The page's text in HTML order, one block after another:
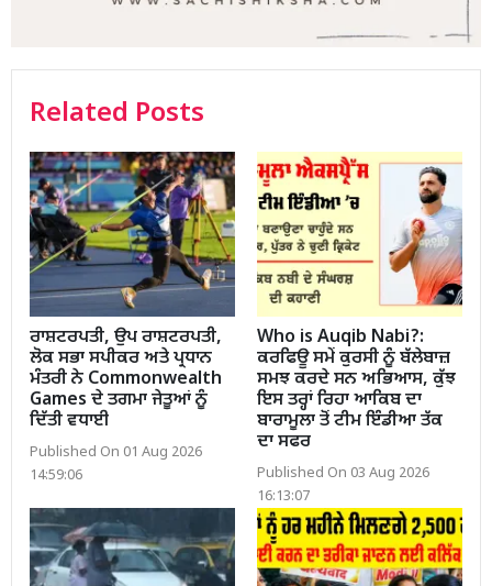
Related Posts
ਰਾਸ਼ਟਰਪਤੀ, ਉਪ ਰਾਸ਼ਟਰਪਤੀ,
ਲੋਕ ਸਭਾ ਸਪੀਕਰ ਅਤੇ ਪ੍ਰਧਾਨ
ਮੰਤਰੀ ਨੇ Commonwealth
Games ਦੇ ਤਗਮਾ ਜੇਤੂਆਂ ਨੂੰ
ਦਿੱਤੀ ਵਧਾਈ
Published On 01 Aug 2026
14:59:06
Who is Auqib Nabi?:
ਕਰਫਿਊ ਸਮੇਂ ਕੁਰਸੀ ਨੂੰ ਬੱਲੇਬਾਜ਼
ਸਮਝ ਕਰਦੇ ਸਨ ਅਭਿਆਸ, ਕੁੱਝ
ਇਸ ਤਰ੍ਹਾਂ ਰਿਹਾ ਆਕਿਬ ਦਾ
ਬਾਰਾਮੂਲਾ ਤੋਂ ਟੀਮ ਇੰਡੀਆ ਤੱਕ
ਦਾ ਸਫਰ
Published On 03 Aug 2026
16:13:07